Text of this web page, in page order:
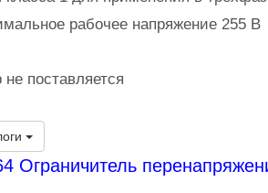
рабочее напряжение 255 В
не поставляется
Ограничитель